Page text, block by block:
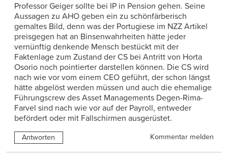
Professor Geiger sollte bei IP in Pension gehen. Seine
Aussagen zu AHO geben ein zu schönfärberisch
gemaltes Bild, denn was der Portugiese im NZZ Artikel
preisgegen hat an Binsenwahrheiten hätte jeder
vernünftig denkende Mensch bestückt mit der
Faktenlage zum Zustand der CS bei Antritt von Horta
Osorio noch pointierter darstellen können. Die CS wird
nach wie vor vom einem CEO geführt, der schon längst
hätte abgelöst werden müssen und auch die ehemalige
Führungscrew des Asset Managements Degen-Rima-
Farvel sind nach wie vor auf der Payroll, entweder
befördert oder mit Fallschirmen ausgerüstet.
Antworten Kommentar melden